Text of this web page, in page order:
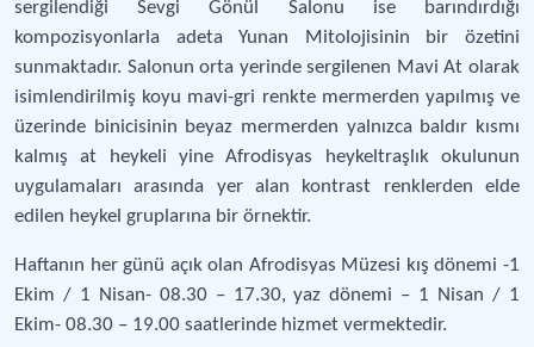
sergilendiği Sevgi Gönül Salonu ise barındırdığı
kompozisyonlarla adeta Yunan Mitolojisinin bir özetini
sunmaktadır. Salonun orta yerinde sergilenen Mavi At olarak
isimlendirilmiş koyu mavi-gri renkte mermerden yapılmış ve
üzerinde binicisinin beyaz mermerden yalnızca baldır kısmı
kalmış at heykeli yine Afrodisyas heykeltraşlık okulunun
uygulamaları arasında yer alan kontrast renklerden elde
edilen heykel gruplarına bir örnektir.
Haftanın her günü açık olan Afrodisyas Müzesi kış dönemi -1
Ekim / 1 Nisan- 08.30 – 17.30, yaz dönemi – 1 Nisan / 1
Ekim- 08.30 – 19.00 saatlerinde hizmet vermektedir.